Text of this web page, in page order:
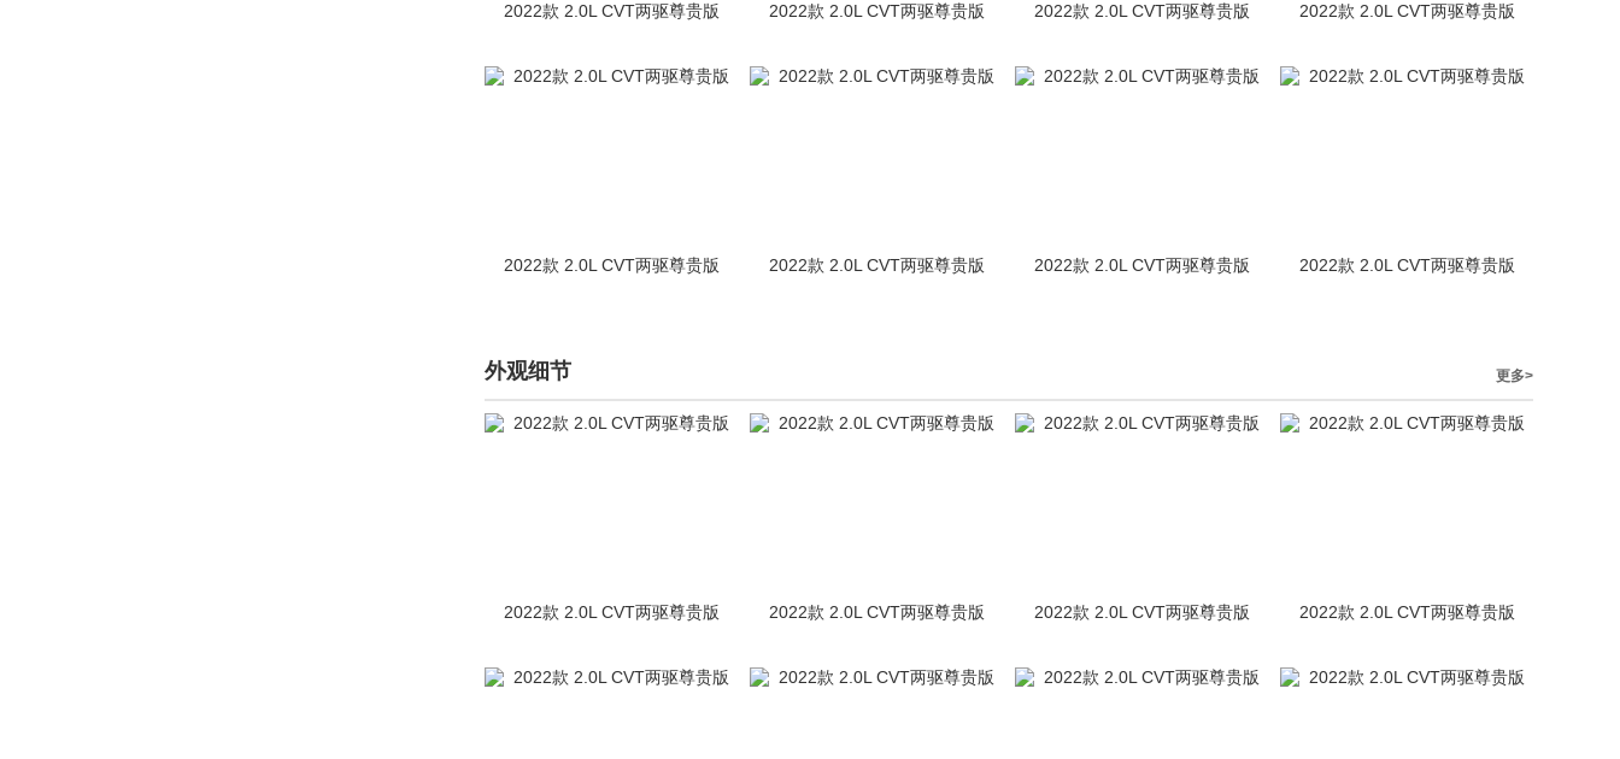
2022款 2.0L CVT两驱尊贵版 2022款 2.0L CVT两驱尊贵版 2022款 2.0L CVT两驱尊贵版 2022款 2.0L CVT两驱尊贵版
2022款 2.0L CVT两驱尊贵版 2022款 2.0L CVT两驱尊贵版 2022款 2.0L CVT两驱尊贵版 2022款 2.0L CVT两驱尊贵版
外观细节 更多>
2022款 2.0L CVT两驱尊贵版 2022款 2.0L CVT两驱尊贵版 2022款 2.0L CVT两驱尊贵版 2022款 2.0L CVT两驱尊贵版